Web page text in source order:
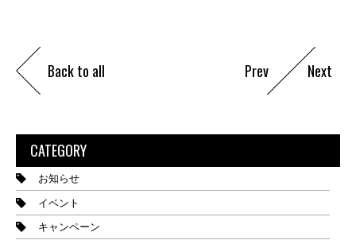
Back to all Prev Next
CATEGORY
お知らせ
イベント
キャンペーン